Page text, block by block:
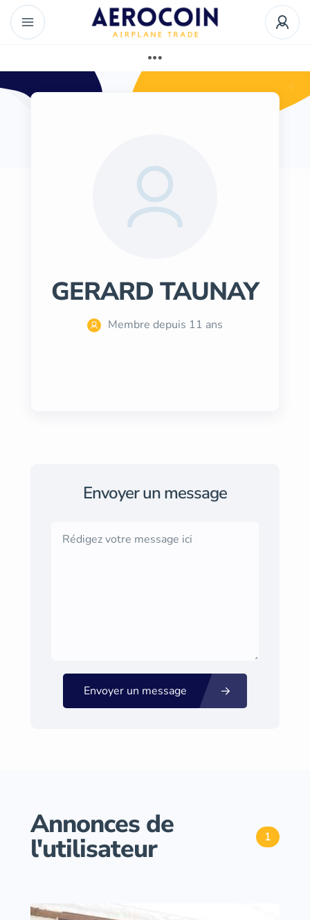
GERARD TAUNAY
Membre depuis 11 ans
Envoyer un message
Envoyer un message
Annonces de
l'utilisateur 1